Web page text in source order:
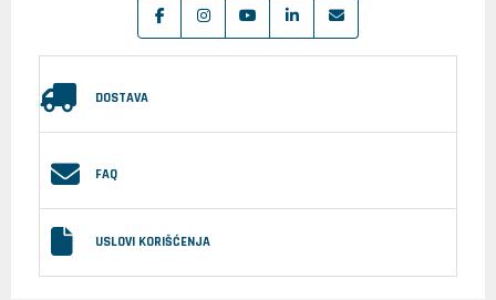
DOSTAVA
FAQ
USLOVI KORIŠĆENJA